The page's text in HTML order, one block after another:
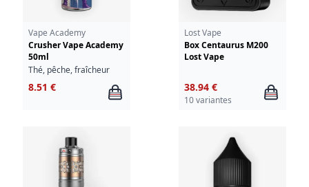
Vape Academy
Crusher Vape Academy
50ml
Thé, pêche, fraîcheur
8.51 €
Lost Vape
Box Centaurus M200
Lost Vape
38.94 €
10 variantes